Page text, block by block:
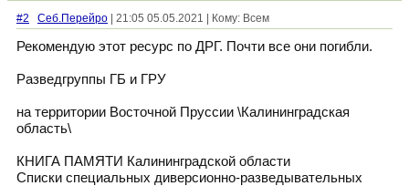
#2 Себ.Перейро | 21:05 05.05.2021 | Кому: Всем
Рекомендую этот ресурс по ДРГ. Почти все они погибли.
Разведгруппы ГБ и ГРУ
на территории Восточной Пруссии \Калининградская
область\
КНИГА ПАМЯТИ Калининградской области
Списки специальных диверсионно-разведывательных